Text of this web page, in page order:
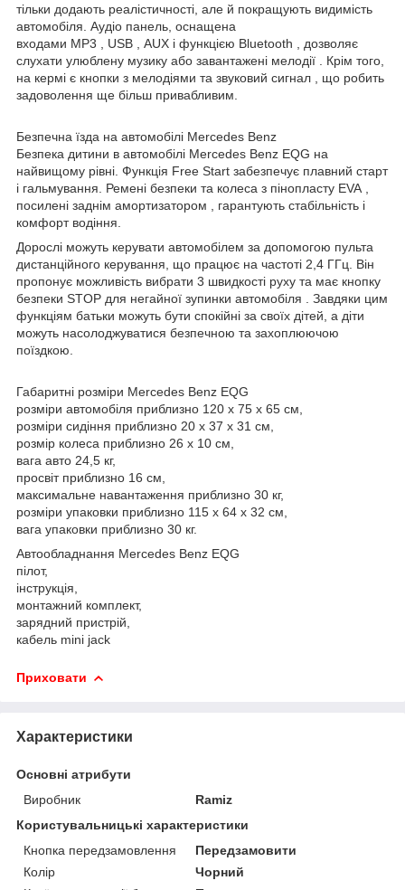
тільки додають реалістичності, але й покращують видимість
автомобіля. Аудіо панель, оснащена
входами MP3 , USB , AUX і функцією Bluetooth , дозволяє
слухати улюблену музику або завантажені мелодії . Крім того,
на кермі є кнопки з мелодіями та звуковий сигнал , що робить
задоволення ще більш привабливим.
Безпечна їзда на автомобілі Mercedes Benz
Безпека дитини в автомобілі Mercedes Benz EQG на
найвищому рівні. Функція Free Start забезпечує плавний старт
і гальмування. Ремені безпеки та колеса з пінопласту EVA ,
посилені заднім амортизатором , гарантують стабільність і
комфорт водіння.
Дорослі можуть керувати автомобілем за допомогою пульта
дистанційного керування, що працює на частоті 2,4 ГГц. Він
пропонує можливість вибрати 3 швидкості руху та має кнопку
безпеки STOP для негайної зупинки автомобіля . Завдяки цим
функціям батьки можуть бути спокійні за своїх дітей, а діти
можуть насолоджуватися безпечною та захоплюючою
поїздкою.
Габаритні розміри Mercedes Benz EQG
розміри автомобіля приблизно 120 x 75 x 65 см,
розміри сидіння приблизно 20 x 37 x 31 см,
розмір колеса приблизно 26 х 10 см,
вага авто 24,5 кг,
просвіт приблизно 16 см,
максимальне навантаження приблизно 30 кг,
розміри упаковки приблизно 115 x 64 x 32 см,
вага упаковки приблизно 30 кг.
Автообладнання Mercedes Benz EQG
пілот,
інструкція,
монтажний комплект,
зарядний пристрій,
кабель mini jack
Приховати
Характеристики
Основні атрибути
Виробник
Ramiz
Користувальницькі характеристики
Кнопка передзамовлення
Передзамовити
Колір
Чорний